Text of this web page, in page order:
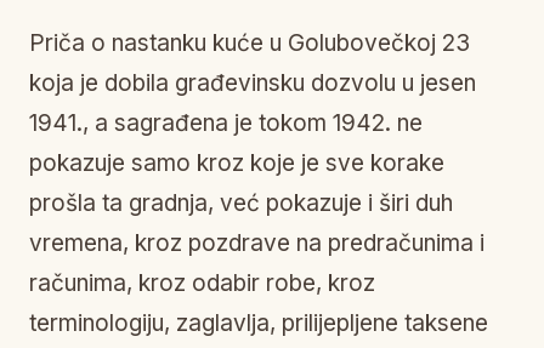
Priča o nastanku kuće u Golubovečkoj 23
koja je dobila građevinsku dozvolu u jesen
1941., a sagrađena je tokom 1942. ne
pokazuje samo kroz koje je sve korake
prošla ta gradnja, već pokazuje i širi duh
vremena, kroz pozdrave na predračunima i
računima, kroz odabir robe, kroz
terminologiju, zaglavlja, prilijepljene taksene